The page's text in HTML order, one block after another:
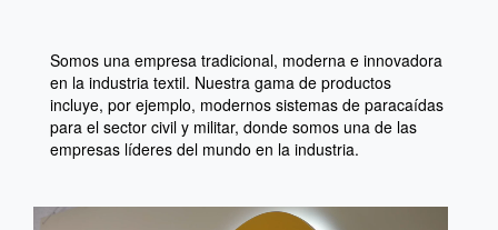
Somos una empresa tradicional, moderna e innovadora
en la industria textil. Nuestra gama de productos
incluye, por ejemplo, modernos sistemas de paracaídas
para el sector civil y militar, donde somos una de las
empresas líderes del mundo en la industria.